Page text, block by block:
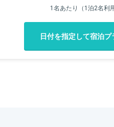
1名あたり（1泊2名利
日付を指定して宿泊プ